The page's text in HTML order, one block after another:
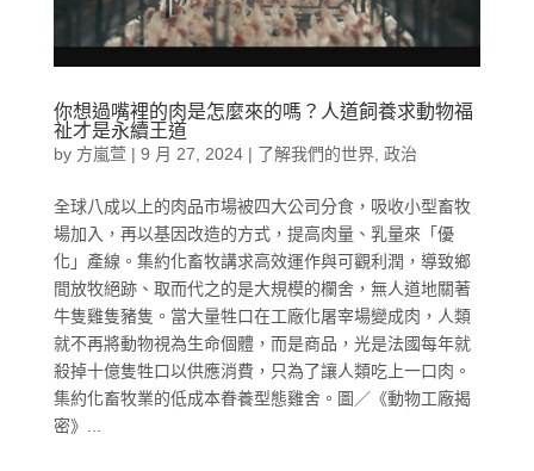
你想過嘴裡的肉是怎麼來的嗎？人道飼養求動物福
祉才是永續王道
by 方嵐萱 | 9 月 27, 2024| 了解我們的世界, 政治
全球八成以上的肉品市場被四大公司分食，吸收小型畜牧
場加入，再以基因改造的方式，提高肉量、乳量來「優
化」產線。集約化畜牧講求高效運作與可觀利潤，導致鄉
間放牧絕跡、取而代之的是大規模的欄舍，無人道地關著
牛隻雞隻豬隻。當大量牲口在工廠化屠宰場變成肉，人類
就不再將動物視為生命個體，而是商品，光是法國每年就
殺掉十億隻牲口以供應消費，只為了讓人類吃上一口肉。
集約化畜牧業的低成本眷養型態雞舍。圖／《動物工廠揭
密》...